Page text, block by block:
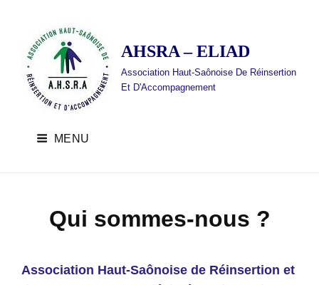
AHSRA – ELIAD
Association Haut-Saônoise De Réinsertion
Et D'Accompagnement
MENU
Qui sommes-nous ?
Association Haut-Saônoise de Réinsertion et